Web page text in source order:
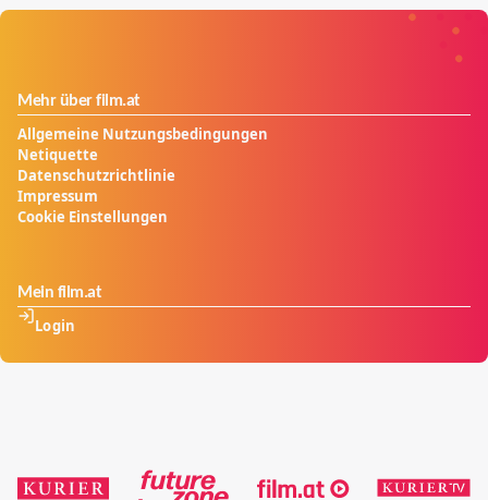
widerstehen können?
Mehr über film.at
Allgemeine Nutzungsbedingungen
Netiquette
Datenschutzrichtlinie
Impressum
Cookie Einstellungen
Mein film.at
Login